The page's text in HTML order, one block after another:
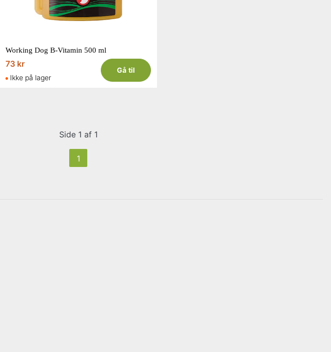
Working Dog B-Vitamin 500 ml
73 kr
Ikke på lager
Gå til
Side 1 af 1
1